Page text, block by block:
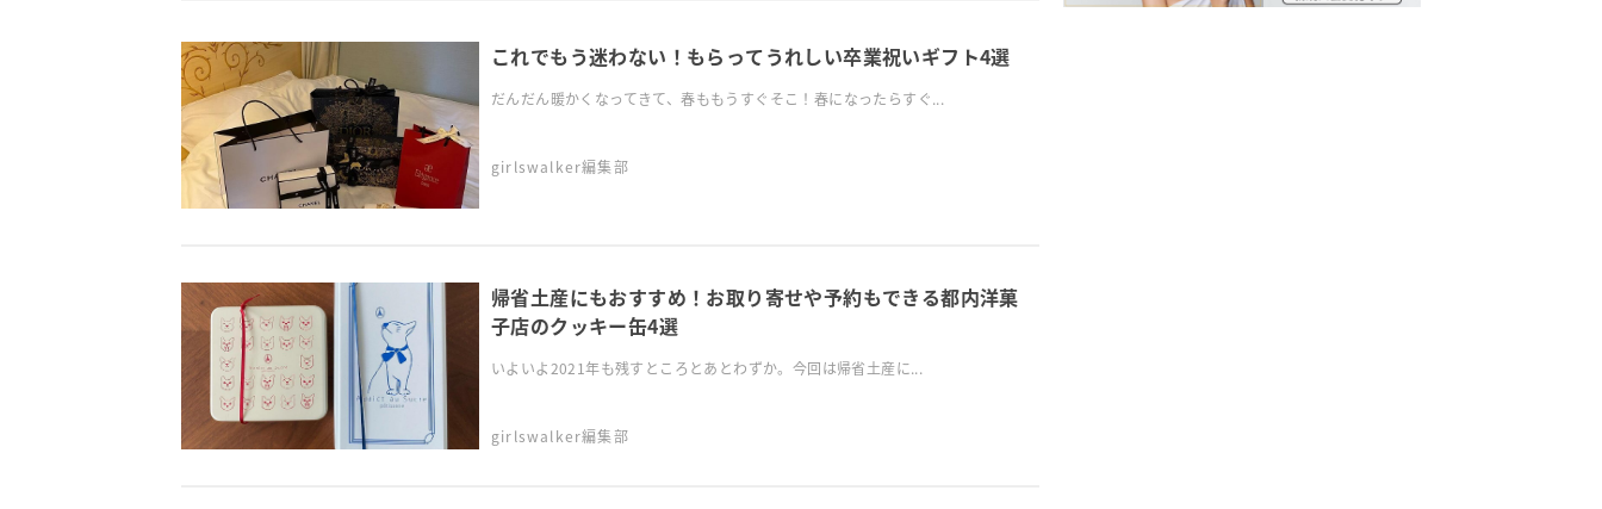
これでもう迷わない！もらってうれしい卒業祝いギフト4選
だんだん暖かくなってきて、春ももうすぐそこ！春になったらすぐ...
girlswalker編集部
帰省土産にもおすすめ！お取り寄せや予約もできる都内洋菓
子店のクッキー缶4選
いよいよ2021年も残すところとあとわずか。今回は帰省土産に...
girlswalker編集部